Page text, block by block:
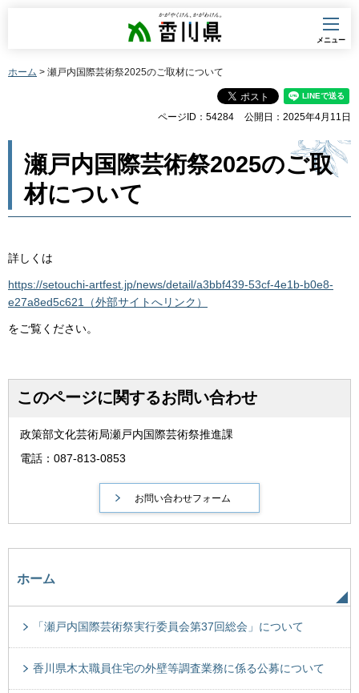
香川県
メニュー
ホーム > 瀬戸内国際芸術祭2025のご取材について
ページID：54284 公開日：2025年4月11日
瀬戸内国際芸術祭2025のご取
材について
詳しくは
https://setouchi-artfest.jp/news/detail/a3bbf439-53cf-4e1b-b0e8-
e27a8ed5c621（外部サイトへリンク）
をご覧ください。
このページに関するお問い合わせ
政策部文化芸術局瀬戸内国際芸術祭推進課
電話：087-813-0853
ホーム
「瀬戸内国際芸術祭実行委員会第37回総会」について
香川県木太職員住宅の外壁等調査業務に係る公募について